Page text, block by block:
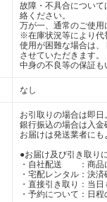
故障・不具合につい
絡ください。
万が一、通常のご使用
※在庫状況等により代
使用が困難な場合は、
させていただきます。
中身の不良等の保証も
なし
お引取りの場合は即日。
銀行振込の場合は入金
お届けは発送業者にも
●お届け及び引き取り
・自社配送 ：商品に
・宅配レンタル：決
・直接引き取り：当
・予約について：日